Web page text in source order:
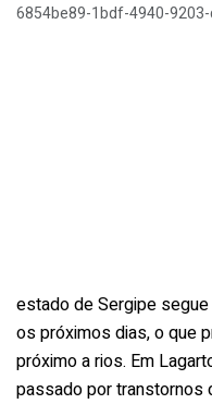
6854be89-1bdf-4940-
estado de Sergipe
os próximos dias, o que
próximo a rios. Em
passado por transtornos